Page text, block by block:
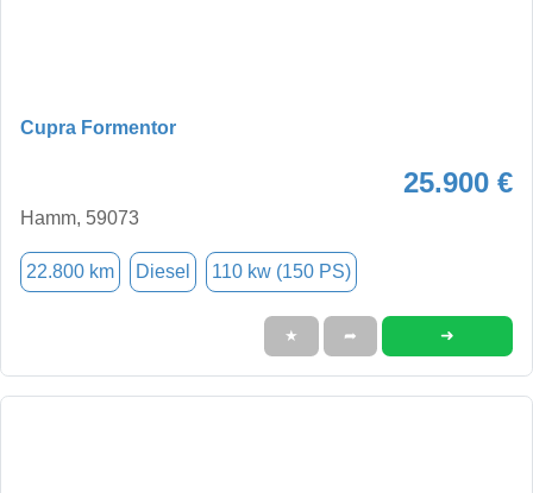
Cupra Formentor
25.900 €
Hamm, 59073
22.800 km Diesel 110 kw (150 PS)
★ ➦ ➜